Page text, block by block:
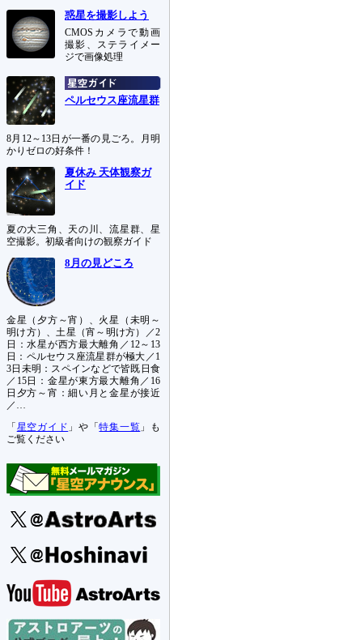
惑星を撮影しよう
CMOSカメラで動画
撮影、ステライメー
ジで画像処理
ペルセウス座流星群
8月12～13日が一番の見ごろ。月明
かりゼロの好条件！
夏休み 天体観察ガ
イド
夏の大三角、天の川、流星群、星
空撮影。初級者向けの観察ガイド
8月の見どころ
金星（夕方～宵）、火星（未明～
明け方）、土星（宵～明け方）／2
日：水星が西方最大離角／12～13
日：ペルセウス座流星群が極大／1
3日未明：スペインなどで皆既日食
／15日：金星が東方最大離角／16
日夕方～宵：細い月と金星が接近
／…
「 星空ガイド 」や「特集一覧 」も
ご覧ください